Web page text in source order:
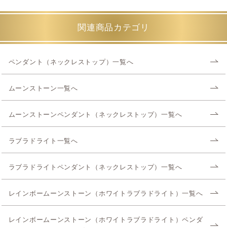
関連商品カテゴリ
ペンダント（ネックレストップ）一覧へ
ムーンストーン一覧へ
ムーンストーンペンダント（ネックレストップ）一覧へ
ラブラドライト一覧へ
ラブラドライトペンダント（ネックレストップ）一覧へ
レインボームーンストーン（ホワイトラブラドライト）一覧へ
レインボームーンストーン（ホワイトラブラドライト）ペンダ